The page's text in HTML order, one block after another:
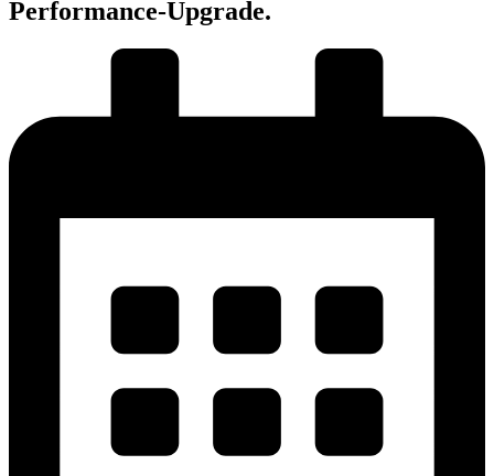
Performance-Upgrade.